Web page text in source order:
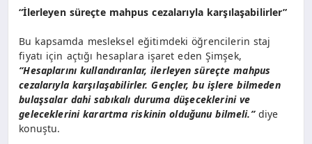
“İlerleyen süreçte mahpus cezalarıyla karşılaşabilirler”
Bu kapsamda mesleksel eğitimdeki öğrencilerin staj
fiyatı için açtığı hesaplara işaret eden Şimşek,
“Hesaplarını kullandıranlar, ilerleyen süreçte mahpus
cezalarıyla karşılaşabilirler. Gençler, bu işlere bilmeden
bulaşsalar dahi sabıkalı duruma düşeceklerini ve
geleceklerini karartma riskinin olduğunu bilmeli.”diye
konuştu.